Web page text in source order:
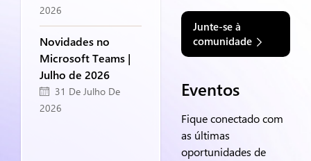
2026
Novidades no
Microsoft Teams |
Julho de 2026
31 De Julho De
2026
Junte-se à
comunidade
Eventos
Fique conectado com
as últimas
oportunidades de